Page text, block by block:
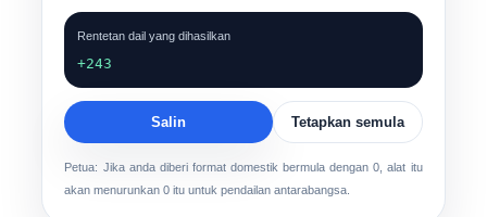
Rentetan dail yang dihasilkan
+243
Salin Tetapkan semula
Petua: Jika anda diberi format domestik bermula dengan 0, alat itu
akan menurunkan 0 itu untuk pendailan antarabangsa.